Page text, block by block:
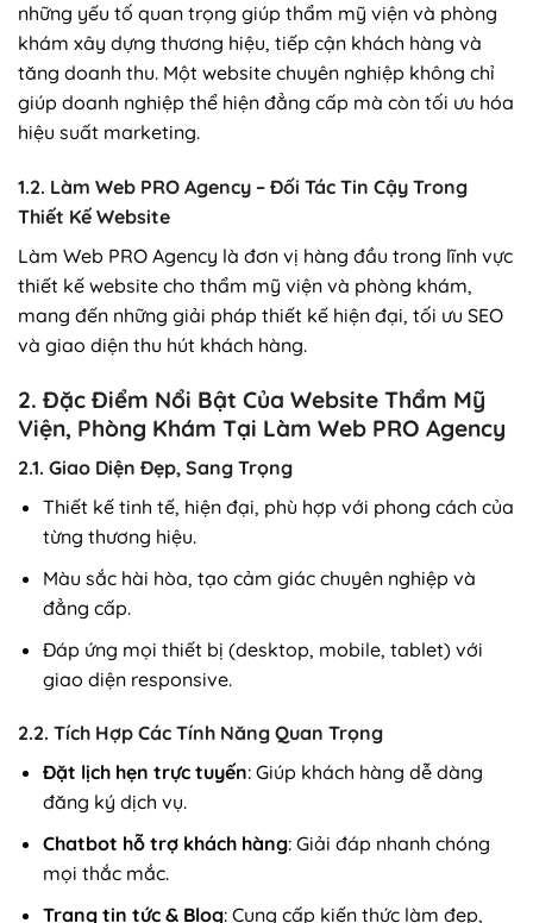
những yếu tố quan trọng giúp thẩm mỹ viện và phòng
khám xây dựng thương hiệu, tiếp cận khách hàng và
tăng doanh thu. Một website chuyên nghiệp không chỉ
giúp doanh nghiệp thể hiện đẳng cấp mà còn tối ưu hóa
hiệu suất marketing.
1.2. Làm Web PRO Agency – Đối Tác Tin Cậy Trong
Thiết Kế Website
Làm Web PRO Agency là đơn vị hàng đầu trong lĩnh vực
thiết kế website cho thẩm mỹ viện và phòng khám,
mang đến những giải pháp thiết kế hiện đại, tối ưu SEO
và giao diện thu hút khách hàng.
2. Đặc Điểm Nổi Bật Của Website Thẩm Mỹ
Viện, Phòng Khám Tại Làm Web PRO Agency
2.1. Giao Diện Đẹp, Sang Trọng
Thiết kế tinh tế, hiện đại, phù hợp với phong cách của
từng thương hiệu.
Màu sắc hài hòa, tạo cảm giác chuyên nghiệp và
đẳng cấp.
Đáp ứng mọi thiết bị (desktop, mobile, tablet) với
giao diện responsive.
2.2. Tích Hợp Các Tính Năng Quan Trọng
Đặt lịch hẹn trực tuyến: Giúp khách hàng dễ dàng
đăng ký dịch vụ.
Chatbot hỗ trợ khách hàng: Giải đáp nhanh chóng
mọi thắc mắc.
Trang tin tức & Blog: Cung cấp kiến thức làm đẹp,